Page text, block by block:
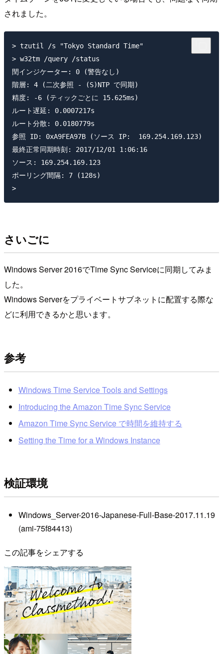
されました。
> tzutil /s "Tokyo Standard Time"
> w32tm /query /status
閏インジケーター: 0 (警告なし)
階層: 4 (二次参照 - (S)NTP で同期)
精度: -6 (ティックごとに 15.625ms)
ルート遅延: 0.0007217s
ルート分散: 0.0180779s
参照 ID: 0xA9FEA97B (ソース IP:  169.254.169.123)
最終正常同期時刻: 2017/12/01 1:06:16
ソース: 169.254.169.123
ポーリング間隔: 7 (128s)
さいごに
Windows Server 2016でTime Sync Serviceに同期してみま
した。
Windows Serverをプライベートサブネットに配置する際な
どに利用できるかと思います。
参考
Windows Time Service Tools and Settings
Introducing the Amazon Time Sync Service
Amazon Time Sync Service で時間を維持する
Setting the Time for a Windows Instance
検証環境
Windows_Server-2016-Japanese-Full-Base-2017.11.19
(ami-75f84413)
この記事をシェアする